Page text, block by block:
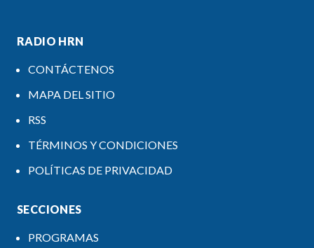
RADIO HRN
CONTÁCTENOS
MAPA DEL SITIO
RSS
TÉRMINOS Y CONDICIONES
POLÍTICAS DE PRIVACIDAD
SECCIONES
PROGRAMAS